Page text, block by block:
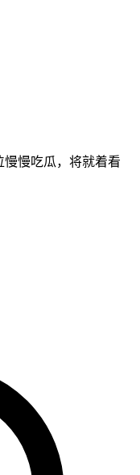
慢吃瓜，将就着看